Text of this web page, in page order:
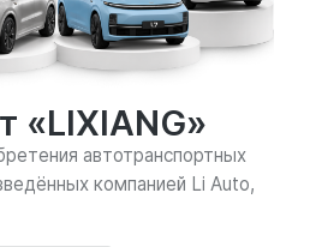
«LIXIANG»
автотранспортных
компанией Li Auto,